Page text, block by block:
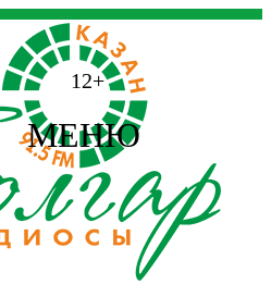
12+
МЕНЮ